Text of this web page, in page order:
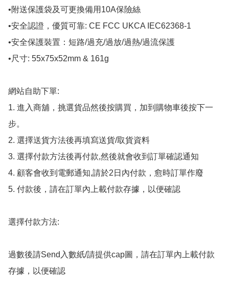
•附送保護袋及可更換備用10A保險絲
•安全認證，優質可靠: CE FCC UKCA IEC62368-1
•安全保護裝置：短路/過充/過放/過熱/過流保護
•尺寸: 55x75x52mm & 161g
網站自助下單:
1. 進入商舖，挑選貨品然後按購買，加到購物車後按下一
步。
2. 選擇送貨方法後再填寫送貨/取貨資料
3. 選擇付款方法後再付款,然後就會收到訂單確認通知
4. 顧客會收到電郵通知,請於2日內付款，愈時訂單作廢
5. 付款後，請在訂單內上載付款存據，以便確認
選擇付款方法:
過數後請Send入數紙/請提供cap圖，請在訂單內上載付款
存據，以便確認